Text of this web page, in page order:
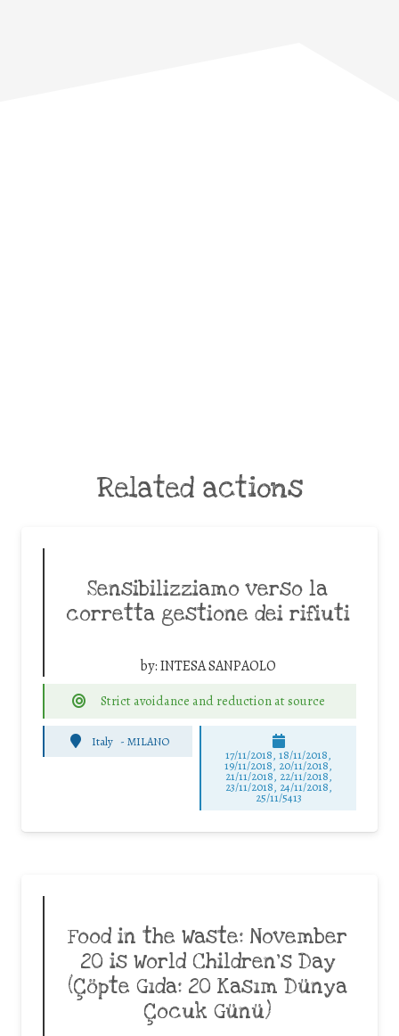
Related actions
Sensibilizziamo verso la
corretta gestione dei rifiuti
by:INTESA SANPAOLO
Strict avoidance and reduction at source
Italy - MILANO
17/11/2018, 18/11/2018,
19/11/2018, 20/11/2018,
21/11/2018, 22/11/2018,
23/11/2018, 24/11/2018,
25/11/5413
Food in the Waste: November
20 is World Children’s Day
(Çöpte Gıda: 20 Kasım Dünya
Çocuk Günü)